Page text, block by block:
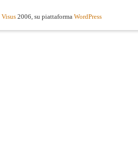
Visus 2006, su piattaforma WordPress